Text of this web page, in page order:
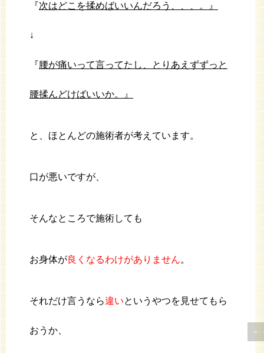
『次はどこを揉めばいいんだろう、、、。』
↓
『腰が痛いって言ってたし、とりあえずずっと
腰揉んどけばいいか。』
と、ほとんどの施術者が考えています。
口が悪いですが、
そんなところで施術しても
お身体が良くなるわけがありません。
それだけ言うなら違いというやつを見せてもら
おうか、